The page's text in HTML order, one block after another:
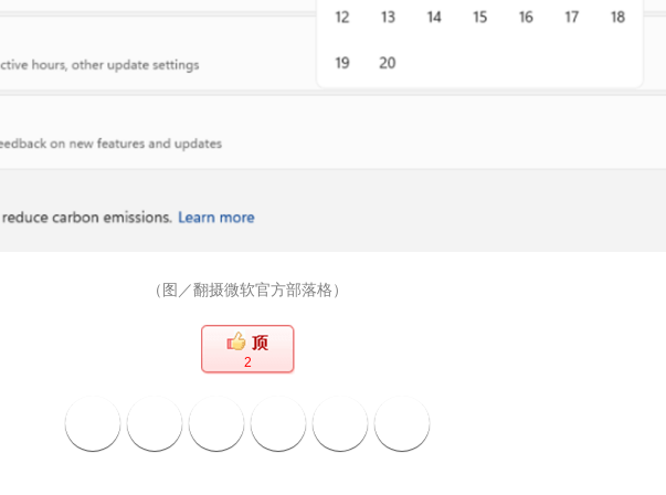
（图／翻摄微软官方部落格）
2